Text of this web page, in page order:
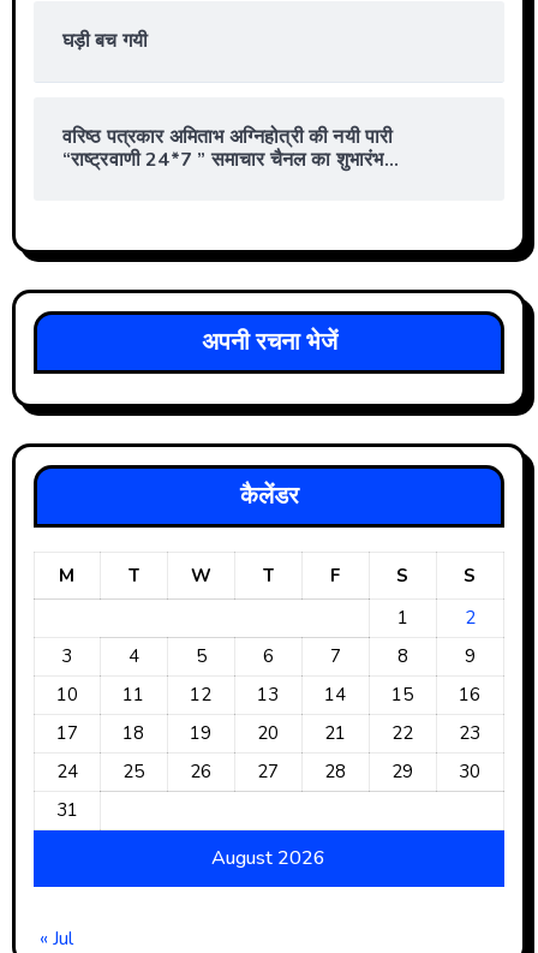
घड़ी बच गयी
वरिष्ठ पत्रकार अमिताभ अग्निहोत्री की नयी पारी
“राष्ट्रवाणी 24*7 ” समाचार चैनल का शुभारंभ…
अपनी रचना भेजें
कैलेंडर
August 2026
M T W T F S
S
1
2
3
4 5 6 7 8
9
10
11 12 13 14 15
16
17
18 19 20 21 22
23
24
25 26 27 28 29
30
31
« Jul